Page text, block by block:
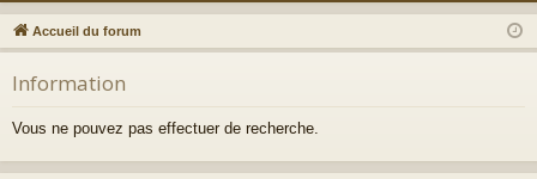
u
m
s
Accueil du forum
Information
Vous ne pouvez pas effectuer de recherche.